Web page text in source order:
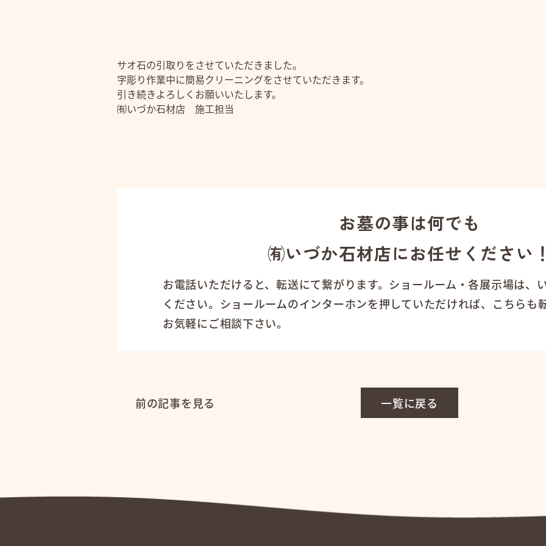
サオ石の引取りをさせていただきました。
字彫り作業中に簡易クリーニングをさせていただきます。
引き続きよろしくお願いいたします。
㈲いづか石材店 施工担当
お墓の事は何でも
㈲いづか石材店にお任せください
お電話いただけると、転送にて繋がります。ショールーム・各展示場は、
ください。ショールームのインターホンを押していただければ、こちらも
お気軽にご相談下さい。
前の記事を見る 一覧に戻る